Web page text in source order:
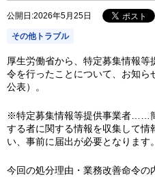
公開日:2026年5月25日
その他トラブル
厚生労働省から、特定募集情報
令を行ったことについて、お知ら
公表）。
※特定募集情報等提供事業者……
する者に関する情報を収集して
い、事前に届出が必要となります。
今回の処分理由・業務改善命令の